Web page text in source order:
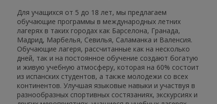
Для учащихся от 5 до 18 лет, мы предлагаем
обучающие программы в международных летних
лагерях в таких городах как Барселона, Гранада,
Мадрид, Марбелья, Севилья, Саламанка и Валенсия.
Обучающие лагеря, рассчитанные как на несколько
дней, так и на постоянное обучение создают богатую
и живую учебную атмосферу, которая на 60% состоит
из испанских студентов, а также молодежи со всех
континентов. Улучшая языковые навыки и участвуя в
разнообразных спортивных состязаниях, экскурсиях и